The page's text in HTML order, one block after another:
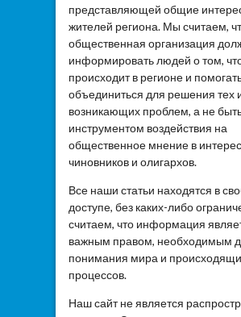
представляющей общие
жителей региона. Мы считаем,
общественная организация
информировать людей о том,
происходит в регионе и
объединиться для решения тех
возникающих проблем, а не
инструментом воздействия на
общественное мнение в
чиновников и олигархов.
Все наши статьи находятся в
доступе, без каких-либо
считаем, что информация
важным правом, необходимым
понимания мира и
процессов.
Наш сайт не является